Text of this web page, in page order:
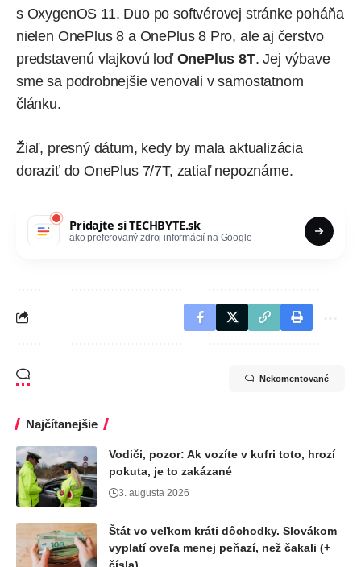
s OxygenOS 11. Duo po softvérovej stránke poháňa
nielen OnePlus 8 a OnePlus 8 Pro, ale aj čerstvo
predstavenú vlajkovú loď OnePlus 8T. Jej výbave
sme sa podrobnejšie venovali v samostatnom
článku.
Žiaľ, presný dátum, kedy by mala aktualizácia
doraziť do OnePlus 7/7T, zatiaľ nepoznáme.
Pridajte siTECHBYTE.sk
ako preferovaný zdroj informácií na Google
Nekomentované
Najčítanejšie
Vodiči, pozor: Ak vozíte v kufri toto, hrozí
pokuta, je to zakázané
3. augusta 2026
Štát vo veľkom kráti dôchodky. Slovákom
vyplatí oveľa menej peňazí, než čakali (+